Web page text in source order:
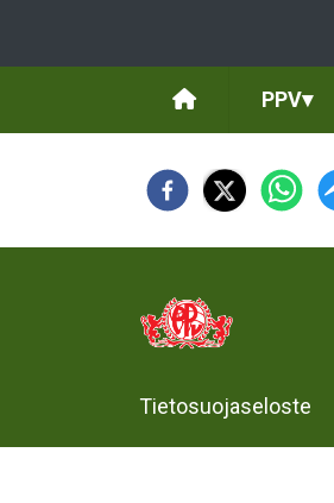
PPV▾
Tietosuojaseloste